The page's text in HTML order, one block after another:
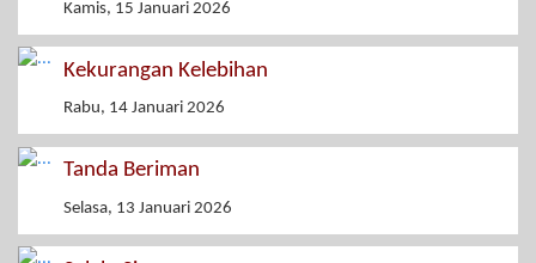
Kamis, 15 Januari 2026
Kekurangan Kelebihan
Rabu, 14 Januari 2026
Tanda Beriman
Selasa, 13 Januari 2026